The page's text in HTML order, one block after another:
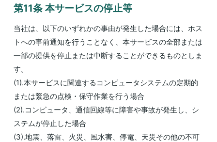
第11条 本サービスの停止等
当社は、以下のいずれかの事由が発生した場合には、ホス
トへの事前通知を行うことなく、本サービスの全部または
一部の提供を停止または中断することができるものとしま
す。
(1).本サービスに関連するコンピュータシステムの定期的
または緊急の点検・保守作業を行う場合
(2).コンピュータ、通信回線等に障害や事故が発生し、シ
ステムが停止した場合
(3).地震、落雷、火災、風水害、停電、天災その他の不可